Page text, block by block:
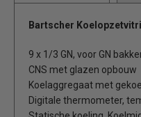
Bartscher
9 x 1/3 GN, voor GN
CNS met glazen opbouw
Koelaggregaat met
Digitale thermometer,